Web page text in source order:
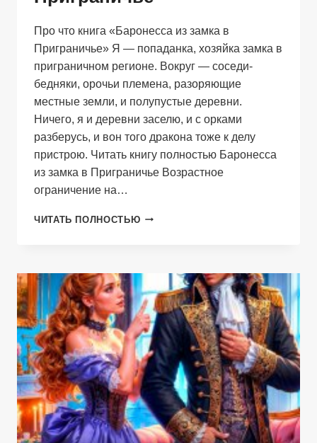
Про что книга «Баронесса из замка в
Приграничье» Я — попаданка, хозяйка замка в
приграничном регионе. Вокруг — соседи-
бедняки, орочьи племена, разоряющие
местные земли, и полупустые деревни.
Ничего, я и деревни заселю, и с орками
разберусь, и вон того дракона тоже к делу
пристрою. Читать книгу полностью Баронесса
из замка в Приграничье Возрастное
ограничение на…
ЧИТАТЬ ПОЛНОСТЬЮ БАРОНЕССА
ПРИГРАНИЧЬЕ